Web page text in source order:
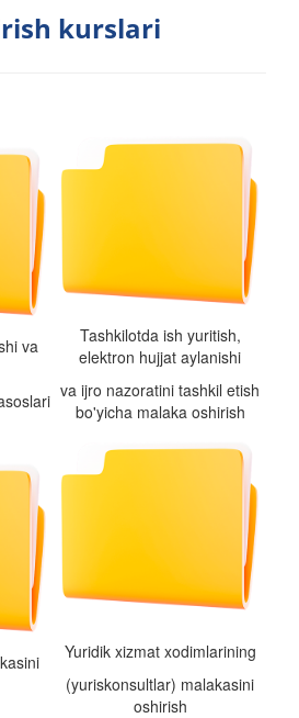
kurslari
va
Tashkilotda ish yuritish,
elektron hujjat aylanishi
va ijro nazoratini tashkil etish
bo'yicha malaka oshirish
Yuridik xizmat xodimlarining
(yuriskonsultlar) malakasini
oshirish